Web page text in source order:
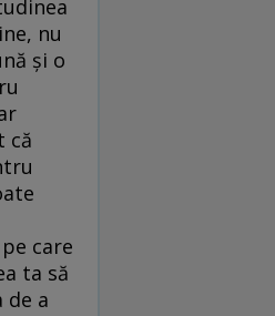
nu
și o
că
care
ta să
de a